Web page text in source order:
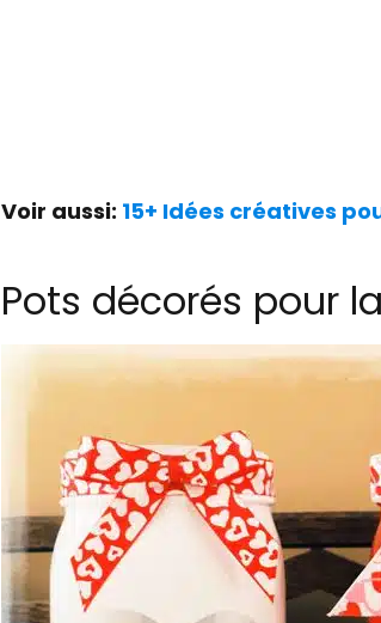
Voir aussi: 15+ Idées créatives
Pots décorés pour